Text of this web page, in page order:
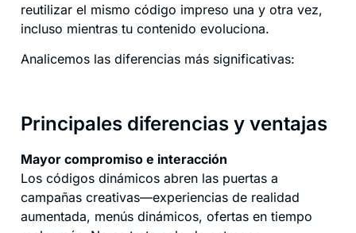
reutilizar el mismo código impreso una y otra vez,
incluso mientras tu contenido evoluciona.
Analicemos las diferencias más significativas:
Principales diferencias y ventajas
Mayor compromiso e interacción
Los códigos dinámicos abren las puertas a
campañas creativas—experiencias de realidad
aumentada, menús dinámicos, ofertas en tiempo